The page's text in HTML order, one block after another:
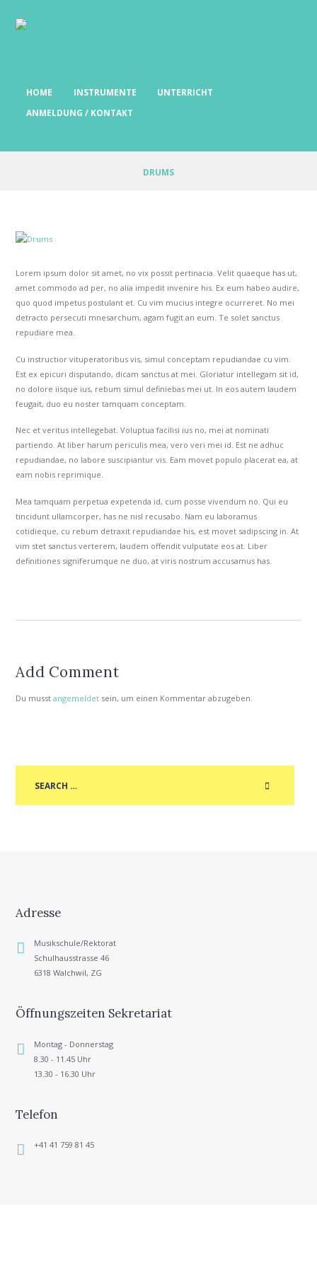
HOME INSTRUMENTE
UNTERRICHT
ANMELDUNG / KONTAKT
DRUMS
Lorem ipsum dolor sit amet, no vix possit pertinacia. Velit quaeque has ut,
amet commodo ad per, no alia impedit invenire his. Ex eum habeo audire,
quo quod impetus postulant et. Cu vim mucius integre ocurreret. No mei
detracto persecuti mnesarchum, agam fugit an eum. Te solet sanctus
repudiare mea.
Cu instructior vituperatoribus vis, simul conceptam repudiandae cu vim.
Est ex epicuri disputando, dicam sanctus at mei. Gloriatur intellegam sit id,
no dolore iisque ius, rebum simul definiebas mei ut. In eos autem laudem
feugait, duo eu noster tamquam conceptam.
Nec et veritus intellegebat. Voluptua facilisi ius no, mei at nominati
partiendo. At liber harum periculis mea, vero veri mei id. Est ne adhuc
repudiandae, no labore suscipiantur vis. Eam movet populo placerat ea, at
eam nobis reprimique.
Mea tamquam perpetua expetenda id, cum posse vivendum no. Qui eu
tincidunt ullamcorper, has ne nisl recusabo. Nam eu laboramus
cotidieque, cu rebum detraxit repudiandae his, est movet sadipscing in. At
vim stet sanctus verterem, laudem offendit vulputate eos at. Liber
definitiones signiferumque ne duo, at viris nostrum accusamus has.
Add Comment
Du musstangemeldet sein, um einen Kommentar abzugeben.
Adresse
Musikschule/Rektorat
Schulhausstrasse 46
6318 Walchwil, ZG
Öffnungszeiten Sekretariat
Montag - Donnerstag
8.30 - 11.45 Uhr
13.30 - 16.30 Uhr
Telefon
+41 41 759 81 45